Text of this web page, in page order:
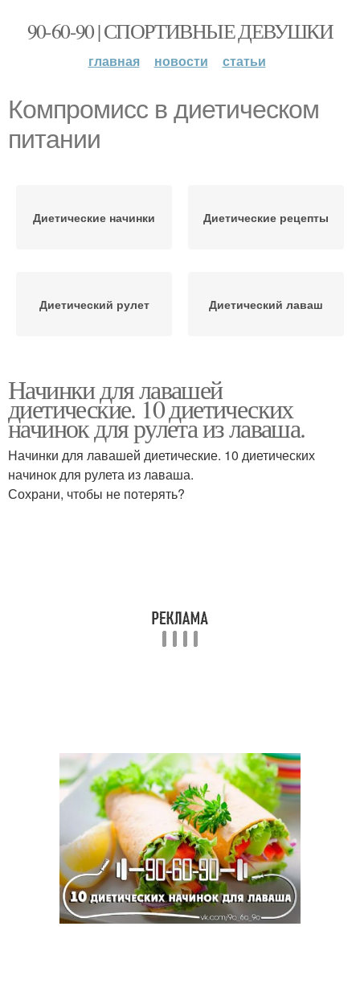
90-60-90 | СПОРТИВНЫЕ ДЕВУШКИ
главная новости статьи
Компромисс в диетическом
питании
Диетические начинки Диетические рецепты
Диетический рулет Диетический лаваш
Начинки для лавашей
диетические. 10 диетических
начинок для рулета из лаваша.
Начинки для лавашей диетические. 10 диетических
начинок для рулета из лаваша.
Сохрани, чтобы не потерять?